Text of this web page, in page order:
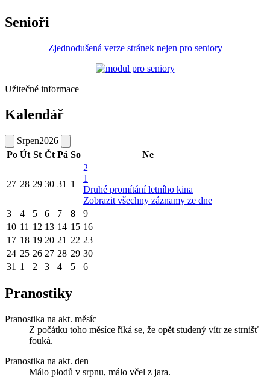
Senioři
Zjednodušená verze stránek nejen pro seniory
Užitečné informace
Kalendář
Srpen2026
Po Út St Čt Pá So Ne
27 28 29 30 31 1
2
1
Druhé promítání letního kina
Zobrazit všechny záznamy ze dne
3
4 5 6 7 8
9
10 11 12 13 14 15 16
17 18 19 20 21 22 23
24 25 26 27 28 29 30
31 1 2 3 4 5 6
Pranostiky
Pranostika na akt. měsíc
Z počátku toho měsíce říká se, že opět studený vítr ze strnišť
fouká.
Pranostika na akt. den
Málo plodů v srpnu, málo včel z jara.